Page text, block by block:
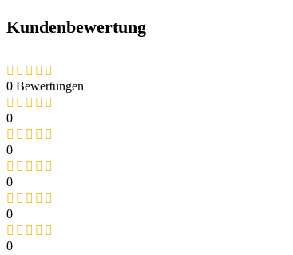
Kundenbewertung
0 Bewertungen
0
0
0
0
0